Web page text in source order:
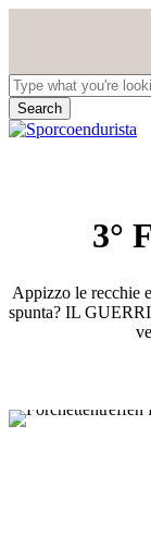
content
Search
Close
3°
Appizzo le recchie
spunta? IL